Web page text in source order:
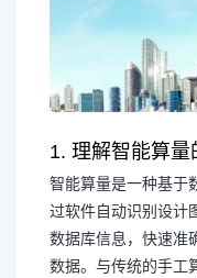
1. 理解智能算量
智能算量是一种基于
过软件自动识别设计
数据库信息，快速准
数据。与传统的手工